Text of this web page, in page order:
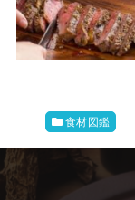
食材図鑑